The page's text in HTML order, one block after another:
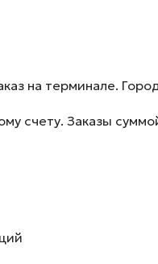
на терминале.
счету. Заказы